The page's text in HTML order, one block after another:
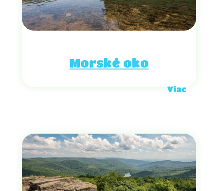
Morské oko
Viac